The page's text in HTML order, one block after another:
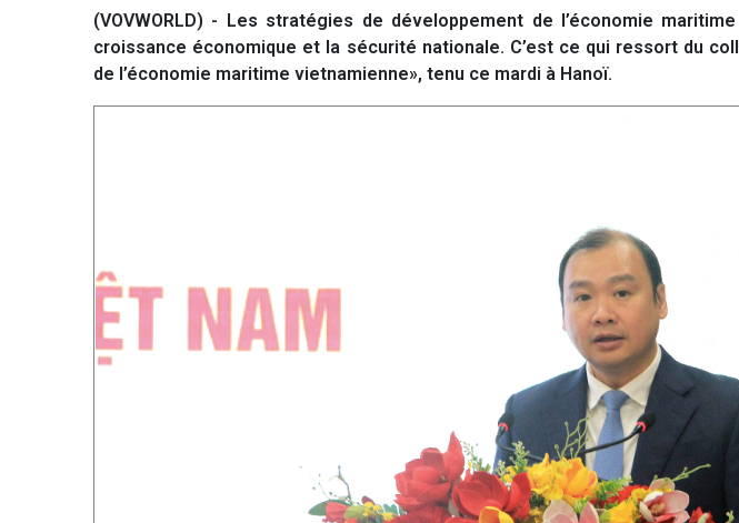
(VOVWORLD) - Les stratégies de développement de l’économie
croissance économique et la sécurité nationale. C’est ce qui ressort du
de l’économie maritime vietnamienne», tenu ce mardi à Hanoï.